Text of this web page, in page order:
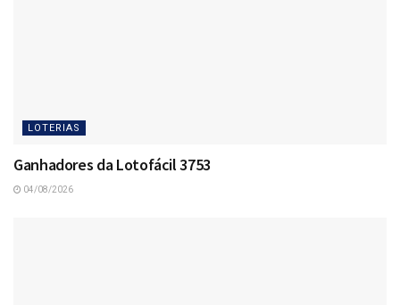
LOTERIAS
Ganhadores da Lotofácil 3753
04/08/2026